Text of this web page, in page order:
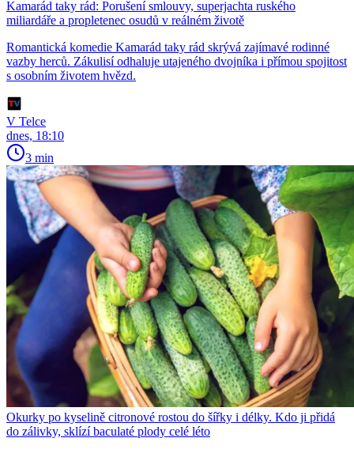
Kamarád taky rád: Porušení smlouvy, superjachta ruského
miliardáře a propletenec osudů v reálném životě
Romantická komedie Kamarád taky rád skrývá zajímavé rodinné
vazby herců. Zákulisí odhaluje utajeného dvojníka i přímou spojitost
s osobním životem hvězd.
V Telce
dnes, 18:10
3 min
Okurky po kyselině citronové rostou do šířky i délky. Kdo ji přidá
do zálivky, sklízí baculaté plody celé léto